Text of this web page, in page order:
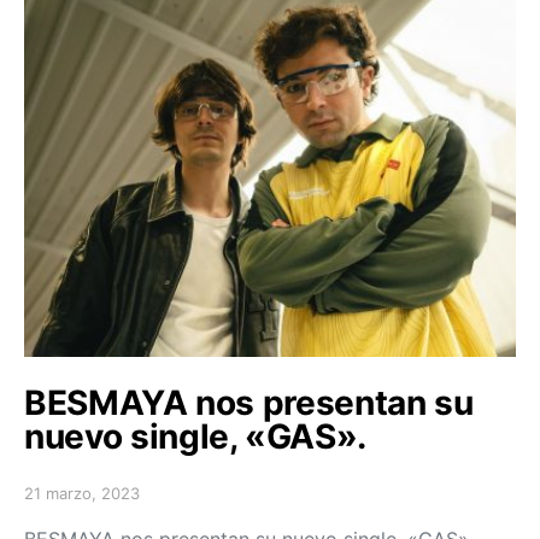
BESMAYA nos presentan su
nuevo single, «GAS».
Posted on
21 marzo, 2023